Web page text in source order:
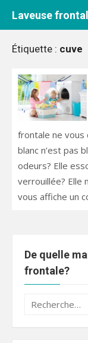
Laveuse
Étiquette : cuve
frontale ne vous
blanc n’est pas
odeurs? Elle
verrouillée? Elle
vous affiche un
De quelle
frontale?
Recherche